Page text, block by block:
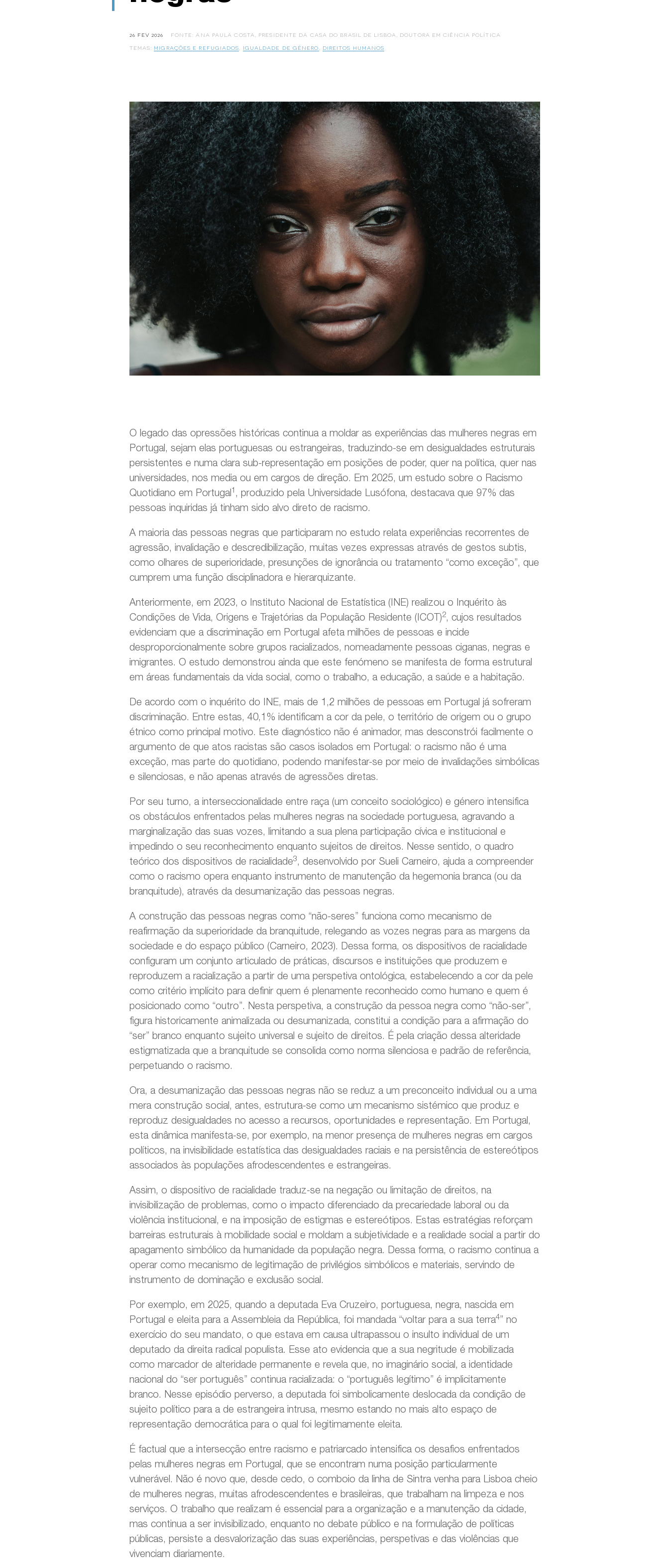
26 FEV 2026
FONTE: ANA PAULA COSTA, PRESIDENTE DA CASA DO BRASIL DE LISBOA, DOUTORA EM CIÊNCIA POLÍTICA
TEMAS: MIGRAÇÕES E REFUGIADOS IGUALDADE DE GÉNERO DIREITOS HUMANOS
O legado das opressões históricas continua a moldar as experiências das mulheres negras em
Portugal, sejam elas portuguesas ou estrangeiras, traduzindo-se em desigualdades estruturais
persistentes e numa clara sub-representação em posições de poder, quer na política, quer nas
universidades, nos media ou em cargos de direção. Em 2025, um estudo sobre o Racismo
Quotidiano em Portugal1 , produzido pela Universidade Lusófona, destacava que 97% das
pessoas inquiridas já tinham sido alvo direto de racismo.
A maioria das pessoas negras que participaram no estudo relata experiências recorrentes de
agressão, invalidação e descredibilização, muitas vezes expressas através de gestos subtis,
como olhares de superioridade, presunções de ignorância ou tratamento “como exceção”, que
cumprem uma função disciplinadora e hierarquizante.
Anteriormente, em 2023, o Instituto Nacional de Estatística (INE) realizou o Inquérito às
Condições de Vida, Origens e Trajetórias da População Residente (ICOT)2, cujos resultados
evidenciam que a discriminação em Portugal afeta milhões de pessoas e incide
desproporcionalmente sobre grupos racializados, nomeadamente pessoas ciganas, negras e
imigrantes. O estudo demonstrou ainda que este fenómeno se manifesta de forma estrutural
em áreas fundamentais da vida social, como o trabalho, a educação, a saúde e a habitação.
De acordo com o inquérito do INE, mais de 1,2 milhões de pessoas em Portugal já sofreram
discriminação. Entre estas, 40,1% identificam a cor da pele, o território de origem ou o grupo
étnico como principal motivo. Este diagnóstico não é animador, mas desconstrói facilmente o
argumento de que atos racistas são casos isolados em Portugal: o racismo não é uma
exceção, mas parte do quotidiano, podendo manifestar-se por meio de invalidações simbólicas
e silenciosas, e não apenas através de agressões diretas.
Por seu turno, a interseccionalidade entre raça (um conceito sociológico) e género intensifica
os obstáculos enfrentados pelas mulheres negras na sociedade portuguesa, agravando a
marginalização das suas vozes, limitando a sua plena participação cívica e institucional e
impedindo o seu reconhecimento enquanto sujeitos de direitos. Nesse sentido, o quadro
teórico dos dispositivos de racialidade3, desenvolvido por Sueli Carneiro, ajuda a compreender
como o racismo opera enquanto instrumento de manutenção da hegemonia branca (ou da
branquitude), através da desumanização das pessoas negras.
A construção das pessoas negras como “não-seres” funciona como mecanismo de
reafirmação da superioridade da branquitude, relegando as vozes negras para as margens da
sociedade e do espaço público (Carneiro, 2023). Dessa forma, os dispositivos de racialidade
configuram um conjunto articulado de práticas, discursos e instituições que produzem e
reproduzem a racialização a partir de uma perspetiva ontológica, estabelecendo a cor da pele
como critério implícito para definir quem é plenamente reconhecido como humano e quem é
posicionado como “outro”. Nesta perspetiva, a construção da pessoa negra como “não-ser”,
figura historicamente animalizada ou desumanizada, constitui a condição para a afirmação do
“ser” branco enquanto sujeito universal e sujeito de direitos. É pela criação dessa alteridade
estigmatizada que a branquitude se consolida como norma silenciosa e padrão de referência,
perpetuando o racismo.
Ora, a desumanização das pessoas negras não se reduz a um preconceito individual ou a uma
mera construção social, antes, estrutura-se como um mecanismo sistémico que produz e
reproduz desigualdades no acesso a recursos, oportunidades e representação. Em Portugal,
esta dinâmica manifesta-se, por exemplo, na menor presença de mulheres negras em cargos
políticos, na invisibilidade estatística das desigualdades raciais e na persistência de estereótipos
associados às populações afrodescendentes e estrangeiras.
Assim, o dispositivo de racialidade traduz-se na negação ou limitação de direitos, na
invisibilização de problemas, como o impacto diferenciado da precariedade laboral ou da
violência institucional, e na imposição de estigmas e estereótipos. Estas estratégias reforçam
barreiras estruturais à mobilidade social e moldam a subjetividade e a realidade social a partir do
apagamento simbólico da humanidade da população negra. Dessa forma, o racismo continua a
operar como mecanismo de legitimação de privilégios simbólicos e materiais, servindo de
instrumento de dominação e exclusão social.
Por exemplo, em 2025, quando a deputada Eva Cruzeiro, portuguesa, negra, nascida em
Portugal e eleita para a Assembleia da República, foi mandada “voltar para a sua terra4” no
exercício do seu mandato, o que estava em causa ultrapassou o insulto individual de um
deputado da direita radical populista. Esse ato evidencia que a sua negritude é mobilizada
como marcador de alteridade permanente e revela que, no imaginário social, a identidade
nacional do “ser português” continua racializada: o “português legítimo” é implicitamente
branco. Nesse episódio perverso, a deputada foi simbolicamente deslocada da condição de
sujeito político para a de estrangeira intrusa, mesmo estando no mais alto espaço de
representação democrática para o qual foi legitimamente eleita.
É factual que a intersecção entre racismo e patriarcado intensifica os desafios enfrentados
pelas mulheres negras em Portugal, que se encontram numa posição particularmente
vulnerável. Não é novo que, desde cedo, o comboio da linha de Sintra venha para Lisboa cheio
de mulheres negras, muitas afrodescendentes e brasileiras, que trabalham na limpeza e nos
serviços. O trabalho que realizam é essencial para a organização e a manutenção da cidade,
mas continua a ser invisibilizado, enquanto no debate público e na formulação de políticas
públicas, persiste a desvalorização das suas experiências, perspetivas e das violências que
vivenciam diariamente.